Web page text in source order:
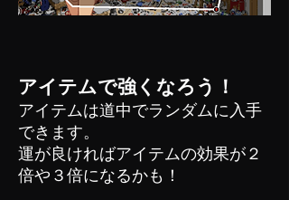
アイテムで強くなろう！
アイテムは道中でランダムに入手
できます。
運が良ければアイテムの効果が２
倍や３倍になるかも！​